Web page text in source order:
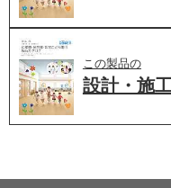
この製品の
設計・施